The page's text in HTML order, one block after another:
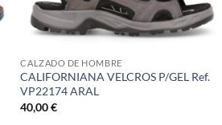
CALZADO DE HOMBRE
CALIFORNIANA VELCROS P/GEL Ref.
VP22174 ARAL
40,00€